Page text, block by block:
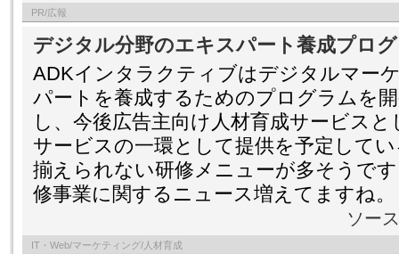
PR/広報
デジタル分野のエキスパート養成プロ
ADKインタラクティブはデジタルマー
パートを養成するためのプログラムを
し、今後広告主向け人材育成サービス
サービスの一環として提供を予定して
揃えられない研修メニューが多そうで
修事業に関するニュース増えてますね。
ソー
IT・Web/マーケティング/人材育成